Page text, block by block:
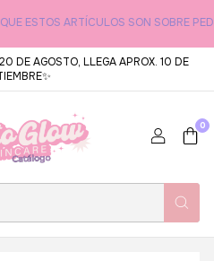
ESTOS ARTÍCULOS SON SOBRE
DE AGOSTO, LLEGA APROX. 10 DE
0